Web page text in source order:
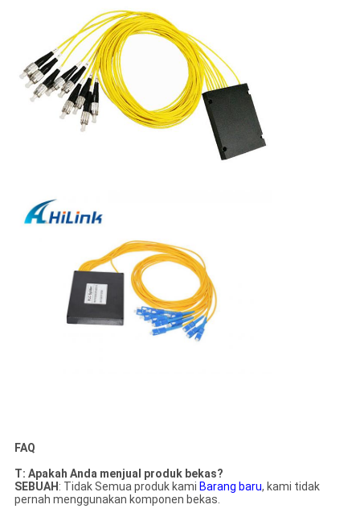
FAQ
T: Apakah Anda menjual produk bekas?
SEBUAH : Tidak Semua produk kami Barang baru, kami tidak
pernah menggunakan komponen bekas.